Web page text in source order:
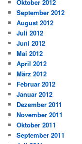
Oktober 2012
September 2012
August 2012
Juli 2012
Juni 2012
Mai 2012
April 2012
März 2012
Februar 2012
Januar 2012
Dezember 2011
November 2011
Oktober 2011
September 2011